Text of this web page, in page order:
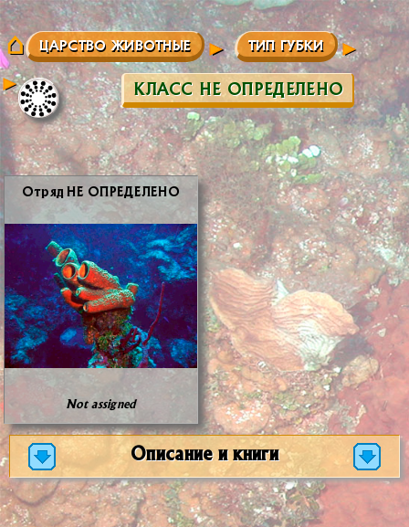
ЦАРСТВО ЖИВОТНЫЕ ТИП ГУБКИ
КЛАСС НЕ ОПРЕДЕЛЕНО
От­ряд НЕ ОПРЕ­ДЕ­ЛЕ­НО
Not assigned
Описание и книги